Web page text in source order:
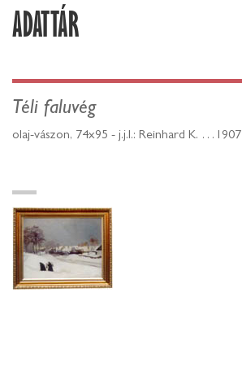
ADATTÁR
Téli faluvég
olaj-vászon, 74x95 - j.j.l.: Reinhard K. …1907